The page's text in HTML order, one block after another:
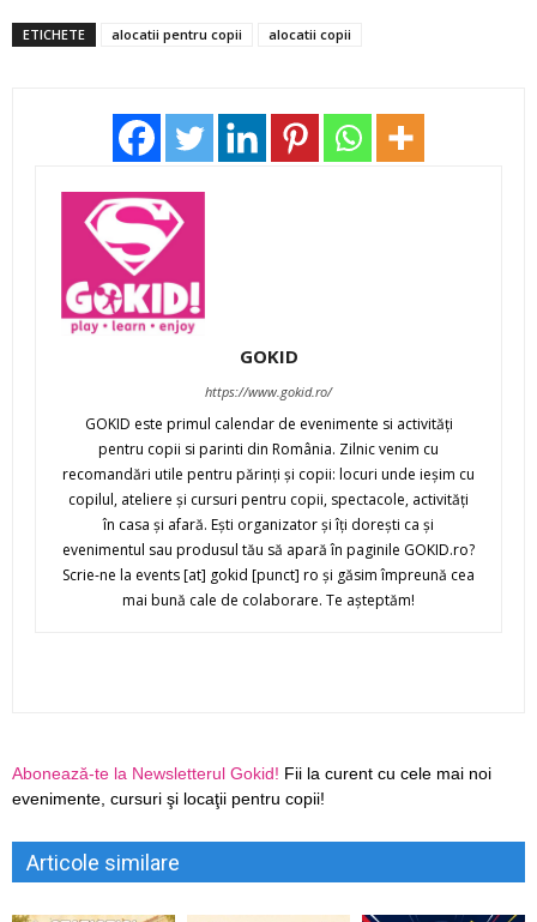
ETICHETE alocatii pentru copii alocatii copii
GOKID
https://www.gokid.ro/
GOKID este primul calendar de evenimente si activităţi
pentru copii si parinti din România. Zilnic venim cu
recomandări utile pentru părinţi şi copii: locuri unde ieşim cu
copilul, ateliere şi cursuri pentru copii, spectacole, activităţi
în casa şi afară. Eşti organizator şi îţi doreşti ca şi
evenimentul sau produsul tău să apară în paginile GOKID.ro?
Scrie-ne la events [at] gokid [punct] ro şi găsim împreună cea
mai bună cale de colaborare. Te aşteptăm!
Abonează-te la Newsletterul Gokid! Fii la curent cu cele mai noi
evenimente, cursuri şi locaţii pentru copii!
Articole similare